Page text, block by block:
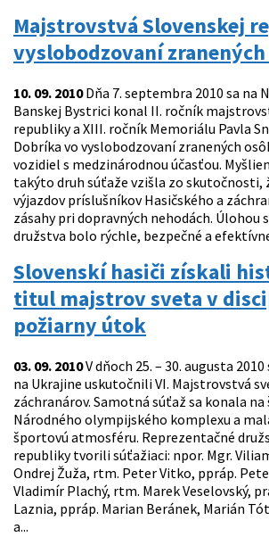
Majstrovstvá Slovenskej
vyslobodzovaní zranených
10. 09. 2010Dňa 7. septembra 2010 sa na
Banskej Bystrici konal II. ročník
republiky a XIII. ročník Memoriálu Pavla
Dobríka vo vyslobodzovaní zranených
vozidiel s medzinárodnou účasťou.
takýto druh súťaže vzišla zo
výjazdov príslušníkov Hasičského a
zásahy pri dopravných nehodách. Úlohou
družstva bolo rýchle, bezpečné a
Slovenskí hasiči získali
titul majstrov sveta v
požiarny útok
03. 09. 2010V dňoch 25. – 30. augusta
na Ukrajine uskutočnili VI. Majstrovstvá
záchranárov. Samotná súťaž sa konala
Národného olympijského komplexu a
športovú atmosféru. Reprezentačné
republiky tvorili súťažiaci: npor. Mgr.
Ondrej Žuža, rtm. Peter Vitko, ppráp.
Vladimír Plachý, rtm. Marek Veselovský,
Laznia, ppráp. Marian Beránek, Marián
a...